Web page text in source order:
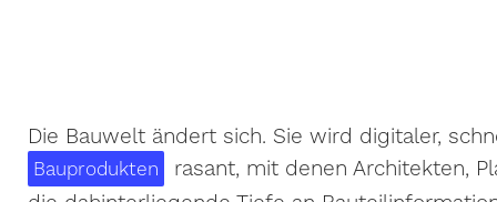
Die Bauwelt ändert sich. Sie wird digitaler,
Bauprodukten
rasant, mit denen Architekten,